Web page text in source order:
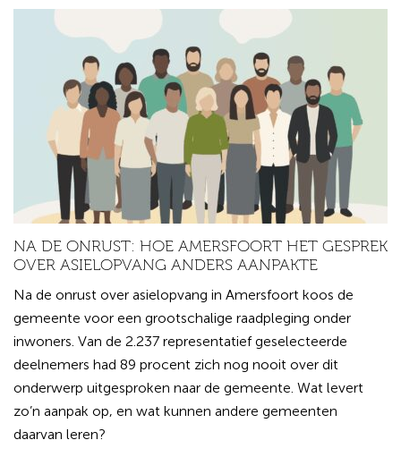
NA DE ONRUST: HOE AMERSFOORT HET GESPREK
OVER ASIELOPVANG ANDERS AANPAKTE
Na de onrust over asielopvang in Amersfoort koos de
gemeente voor een grootschalige raadpleging onder
inwoners. Van de 2.237 representatief geselecteerde
deelnemers had 89 procent zich nog nooit over dit
onderwerp uitgesproken naar de gemeente. Wat levert
zo’n aanpak op, en wat kunnen andere gemeenten
daarvan leren?